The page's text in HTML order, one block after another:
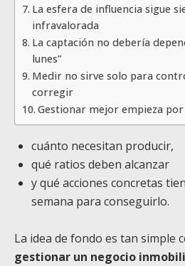
La esfera de influencia sigue
infravalorada
La captación no debería
lunes”
Medir no sirve solo para
corregir
Gestionar mejor empieza
cuánto necesitan producir,
qué ratios deben alcanzar
y qué acciones concretas
semana para conseguirlo.
La idea de fondo es tan simple
gestionar un negocio